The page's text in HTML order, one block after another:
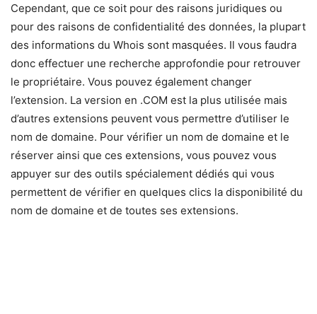
Cependant, que ce soit pour des raisons juridiques ou
pour des raisons de confidentialité des données, la plupart
des informations du Whois sont masquées. Il vous faudra
donc effectuer une recherche approfondie pour retrouver
le propriétaire. Vous pouvez également changer
l’extension. La version en .COM est la plus utilisée mais
d’autres extensions peuvent vous permettre d’utiliser le
nom de domaine. Pour vérifier un nom de domaine et le
réserver ainsi que ces extensions, vous pouvez vous
appuyer sur des outils spécialement dédiés qui vous
permettent de vérifier en quelques clics la disponibilité du
nom de domaine et de toutes ses extensions.